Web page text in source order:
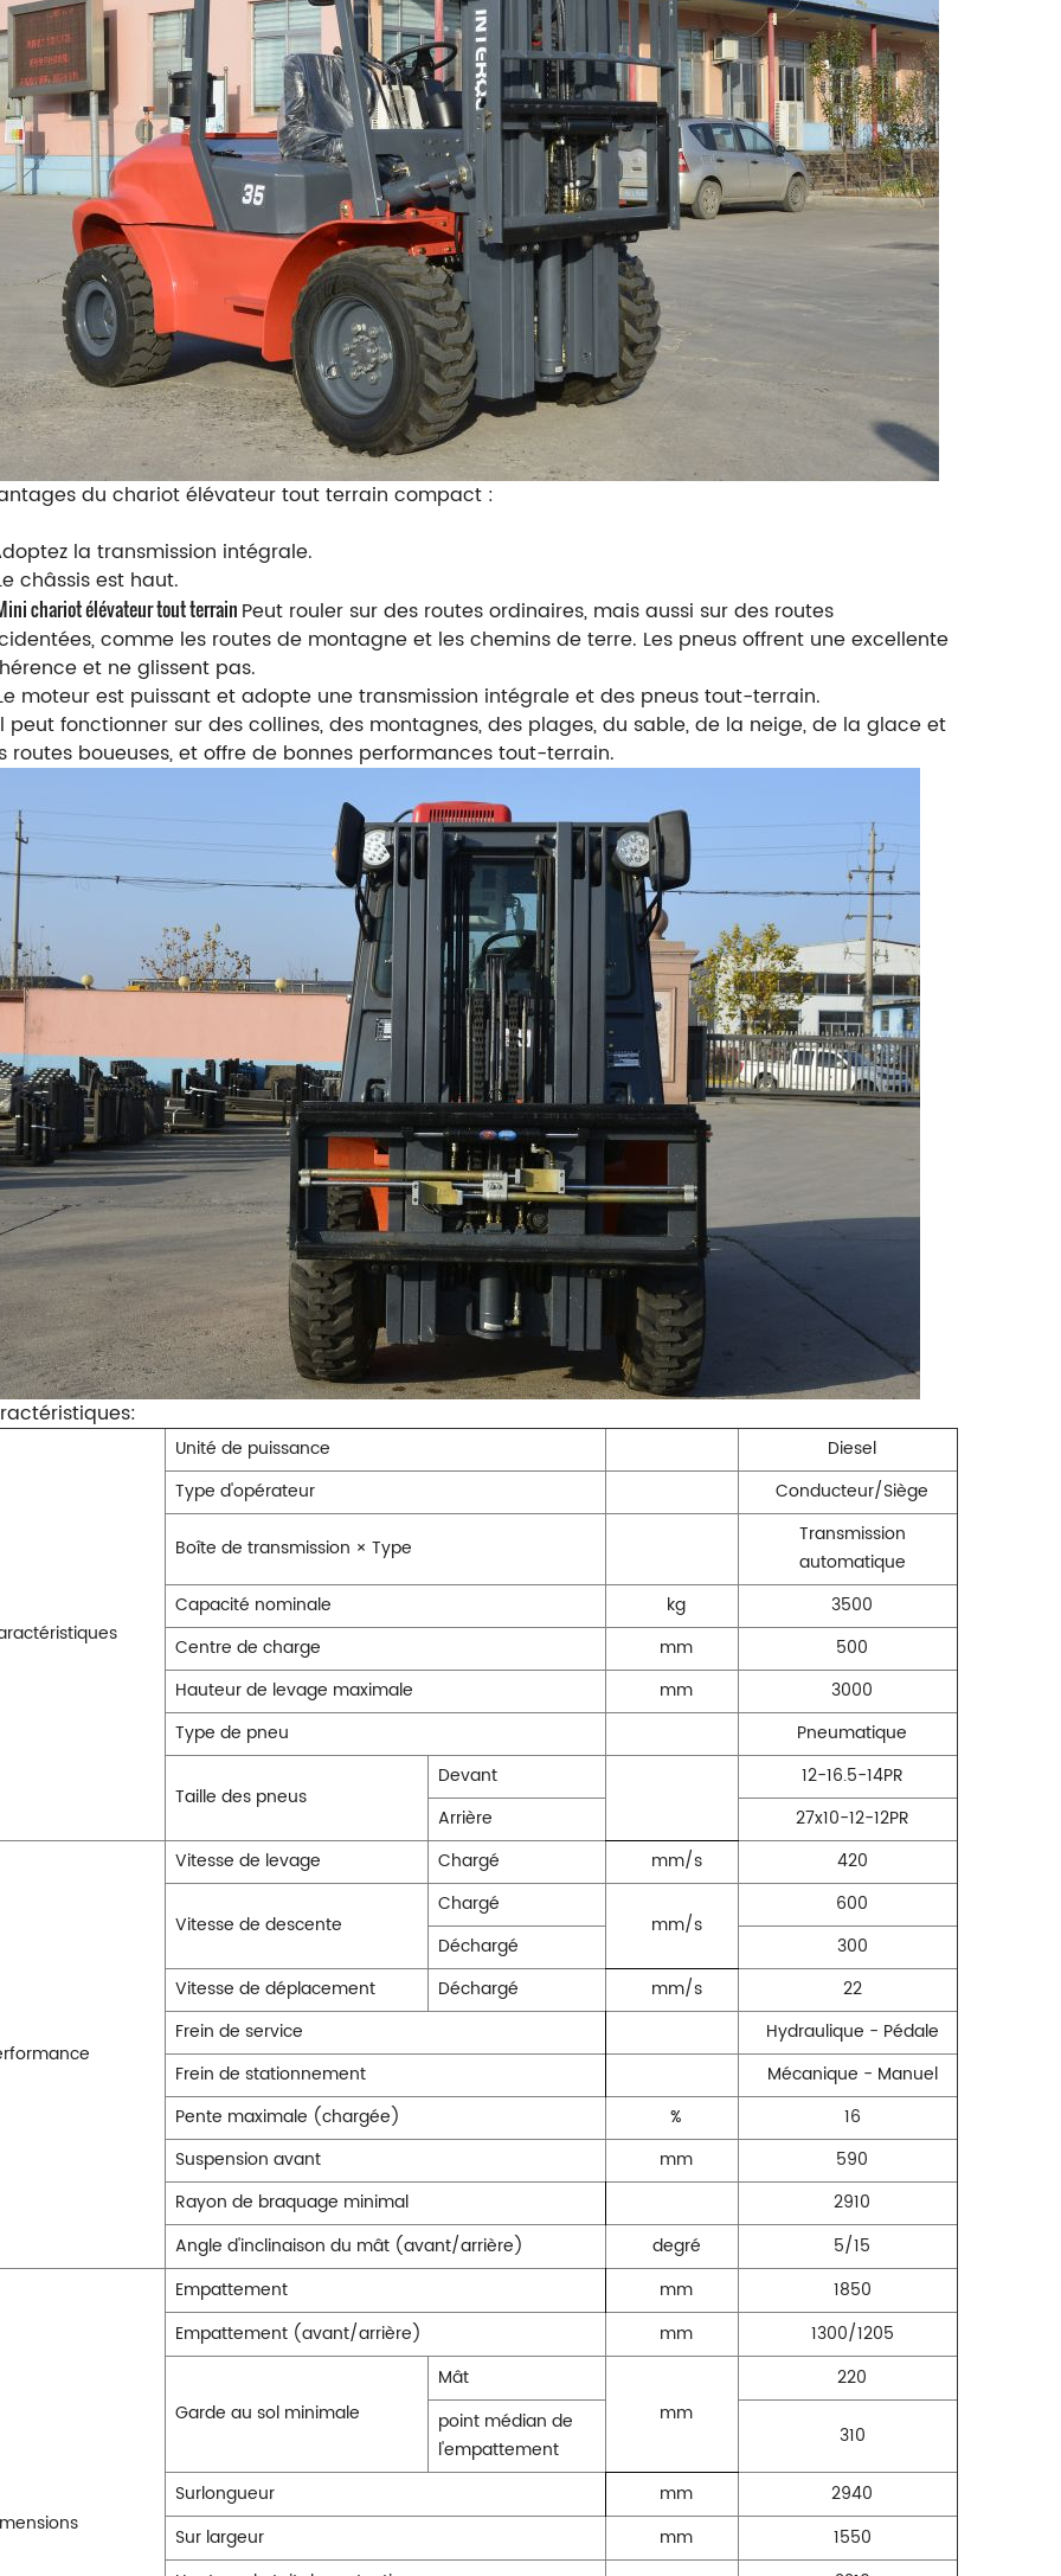
du chariot élévateur tout terrain compact :
la transmission intégrale.
châssis est haut.
chariot élévateur tout terrain Peut rouler sur des routes ordinaires, mais aussi sur des routes
comme les routes de montagne et les chemins de terre. Les pneus offrent une excellente
et ne glissent pas.
moteur est puissant et adopte une transmission intégrale et des pneus tout-terrain.
peut fonctionner sur des collines, des montagnes, des plages, du sable, de la neige, de la glace et
routes boueuses, et offre de bonnes performances tout-terrain.
Unité de puissance
Diesel
Type d'opérateur
Conducteur/Siège
Boîte de transmission × Type
Transmission
automatique
Capacité nominale
kg
3500
Centre de charge
mm
500
Hauteur de levage maximale
mm
3000
Type de pneu
Pneumatique
Taille des pneus
Devant
12-16.5-14PR
Arrière
27x10-12-12PR
Vitesse de levage Chargé mm/s 420
Vitesse de descente
Chargé
mm/s
600
Déchargé
300
Vitesse de déplacement
Déchargé mm/s
22
Frein de service
Hydraulique - Pédale
Frein de stationnement
Mécanique - Manuel
Pente maximale (chargée)
%
16
Suspension avant
mm
590
Rayon de braquage minimal
2910
Angle d'inclinaison du mât (avant/arrière)
degré 5/15
Empattement mm
1850
Empattement (avant/arrière)
mm 1300/1205
Garde au sol minimale
Mât
mm
220
point médian de
l'empattement
310
Surlongueur mm
2940
Sur largeur
mm
1550